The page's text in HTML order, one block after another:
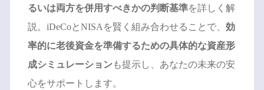
るいは両方を併用すべきかの判断基準を詳しく解
説。iDeCoとNISAを賢く組み合わせることで、 効
率的に老後資金を準備するための具体的な資産形
成シミュレーション も提示し、あなたの未来の安
心をサポートします。